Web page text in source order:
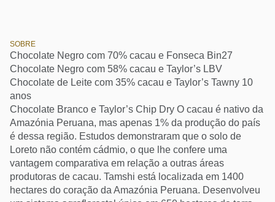
SOBRE
Chocolate Negro com 70% cacau e Fonseca Bin27
Chocolate Negro com 58% cacau e Taylor’s LBV
Chocolate de Leite com 35% cacau e Taylor’s Tawny 10
anos
Chocolate Branco e Taylor’s Chip Dry O cacau é nativo da
Amazónia Peruana, mas apenas 1% da produção do país
é dessa região. Estudos demonstraram que o solo de
Loreto não contém cádmio, o que lhe confere uma
vantagem comparativa em relação a outras áreas
produtoras de cacau. Tamshi está localizada em 1400
hectares do coração da Amazónia Peruana. Desenvolveu